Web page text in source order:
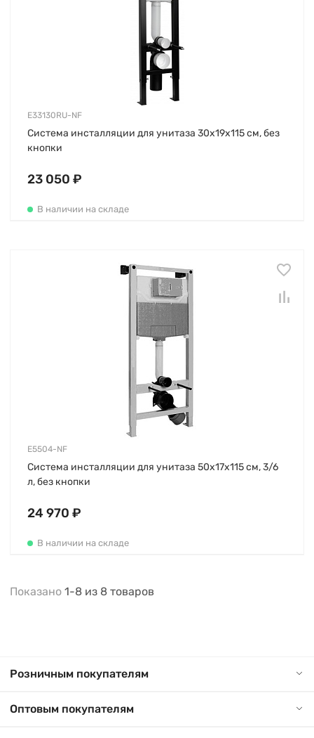
E33130RU-NF
Система инсталляции для унитаза 30х19х115 см, без
кнопки
23 050 ₽
В наличии на складе
E5504-NF
Система инсталляции для унитаза 50х17х115 см, 3/6
л, без кнопки
24 970 ₽
В наличии на складе
Показано 1-8 из 8 товаров
Розничным покупателям
Оптовым покупателям